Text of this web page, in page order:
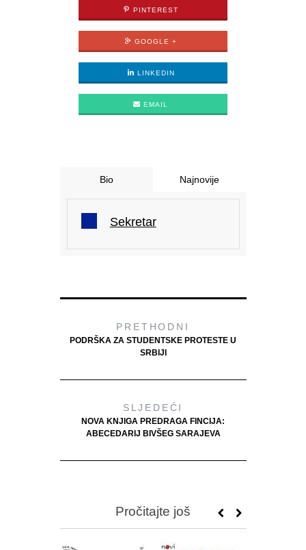
PINTEREST
GOOGLE +
LINKEDIN
EMAIL
Bio Najnovije
Sekretar
PRETHODNI
PODRŠKA ZA STUDENTSKE PROTESTE U
SRBIJI
SLJEDEĆI
NOVA KNJIGA PREDRAGA FINCIJA:
ABECEDARIJ BIVŠEG SARAJEVA
Pročitajte još